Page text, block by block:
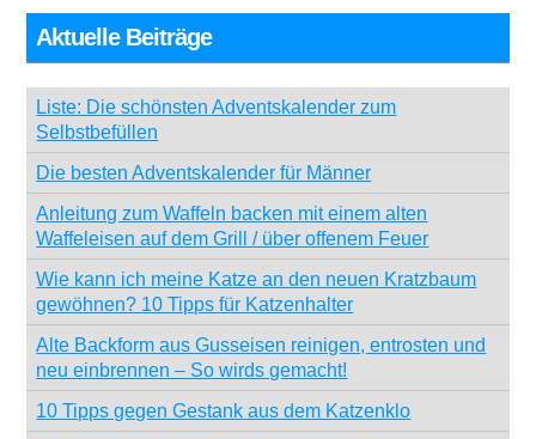
Aktuelle Beiträge
Liste: Die schönsten Adventskalender zum
Selbstbefüllen
Die besten Adventskalender für Männer
Anleitung zum Waffeln backen mit einem alten
Waffeleisen auf dem Grill / über offenem Feuer
Wie kann ich meine Katze an den neuen Kratzbaum
gewöhnen? 10 Tipps für Katzenhalter
Alte Backform aus Gusseisen reinigen, entrosten und
neu einbrennen – So wirds gemacht!
10 Tipps gegen Gestank aus dem Katzenklo